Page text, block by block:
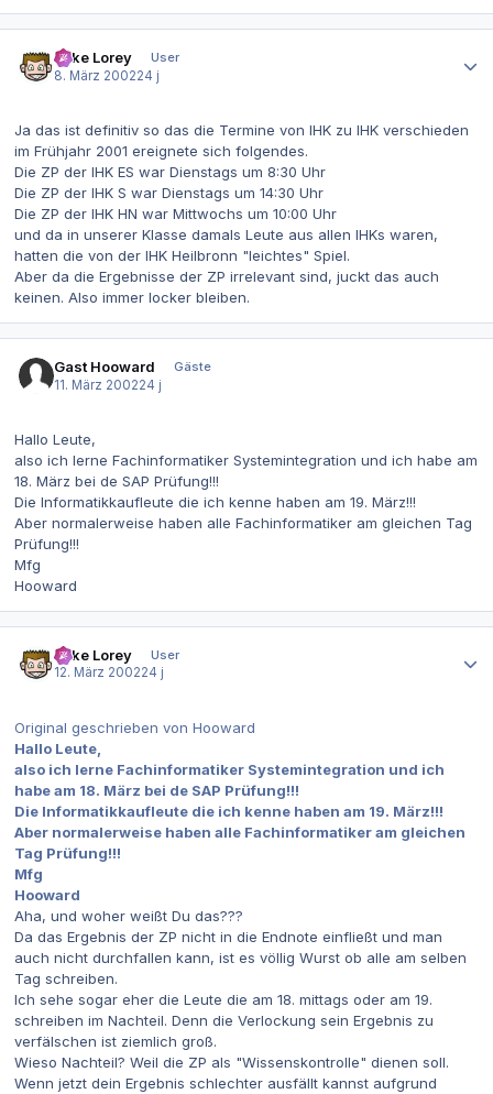
Mike Lorey
User
8. März 200224 j
Ja das ist definitiv so das die Termine von IHK zu IHK verschieden
im Frühjahr 2001 ereignete sich folgendes.
Die ZP der IHK ES war Dienstags um 8:30 Uhr
Die ZP der IHK S war Dienstags um 14:30 Uhr
Die ZP der IHK HN war Mittwochs um 10:00 Uhr
und da in unserer Klasse damals Leute aus allen IHKs waren,
hatten die von der IHK Heilbronn "leichtes" Spiel.
Aber da die Ergebnisse der ZP irrelevant sind, juckt das auch
keinen. Also immer locker bleiben.
Gast Hooward
Gäste
11. März 200224 j
Hallo Leute,
also ich lerne Fachinformatiker Systemintegration und ich habe am
18. März bei de SAP Prüfung!!!
Die Informatikkaufleute die ich kenne haben am 19. März!!!
Aber normalerweise haben alle Fachinformatiker am gleichen Tag
Prüfung!!!
Mfg
Hooward
Mike Lorey
User
12. März 200224 j
Original geschrieben von Hooward
Hallo Leute,
also ich lerne Fachinformatiker Systemintegration und ich
habe am 18. März bei de SAP Prüfung!!!
Die Informatikkaufleute die ich kenne haben am 19. März!!!
Aber normalerweise haben alle Fachinformatiker am gleichen
Tag Prüfung!!!
Mfg
Hooward
Aha, und woher weißt Du das???
Da das Ergebnis der ZP nicht in die Endnote einfließt und man
auch nicht durchfallen kann, ist es völlig Wurst ob alle am selben
Tag schreiben.
Ich sehe sogar eher die Leute die am 18. mittags oder am 19.
schreiben im Nachteil. Denn die Verlockung sein Ergebnis zu
verfälschen ist ziemlich groß.
Wieso Nachteil? Weil die ZP als "Wissenskontrolle" dienen soll.
Wenn jetzt dein Ergebnis schlechter ausfällt kannst aufgrund